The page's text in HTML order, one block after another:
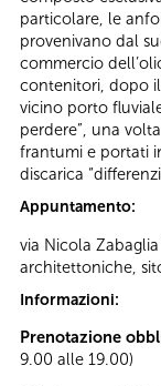
particolare, le
provenivano dal
commercio
contenitori, dopo
vicino porto
perdere”, una
frantumi e portati
discarica
Appuntamento:
via Nicola
architettoniche,
Informazioni:
Prenotazione
9.00 alle 19.00)